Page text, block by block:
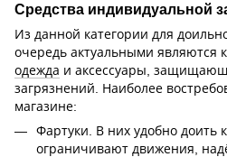
Средства индивидуальной
Из данной категории для
очередь актуальными являются
одежда и аксессуары,
загрязнений. Наиболее
магазине:
Фартуки. В них удобно доить
ограничивают движения,